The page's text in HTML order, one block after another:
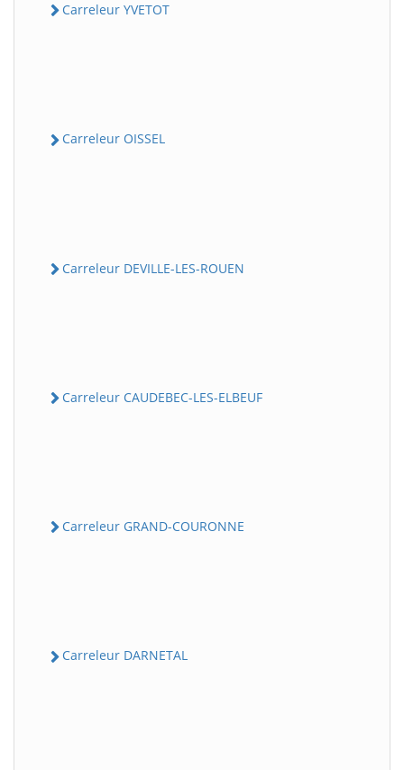
Carreleur YVETOT
Carreleur OISSEL
Carreleur DEVILLE-LES-ROUEN
Carreleur CAUDEBEC-LES-ELBEUF
Carreleur GRAND-COURONNE
Carreleur DARNETAL